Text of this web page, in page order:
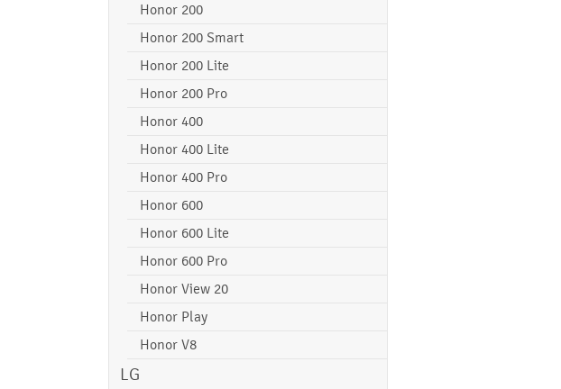
Honor 200
Honor 200 Smart
Honor 200 Lite
Honor 200 Pro
Honor 400
Honor 400 Lite
Honor 400 Pro
Honor 600
Honor 600 Lite
Honor 600 Pro
Honor View 20
Honor Play
Honor V8
LG